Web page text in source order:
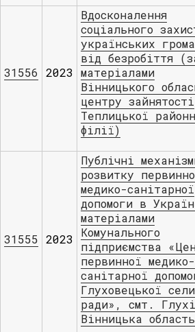
31556 2023
Вдосконалення
соціального
українських
від безробіття
матеріалами
Вінницького
центру зайнятості
Теплицької
філії)
31555 2023
Публічні
розвитку
медико-санітарної
допомоги в
матеріалами
Комунального
підприємства
первинної медико-
санітарної
Глуховецької
ради», смт.
Вінницька